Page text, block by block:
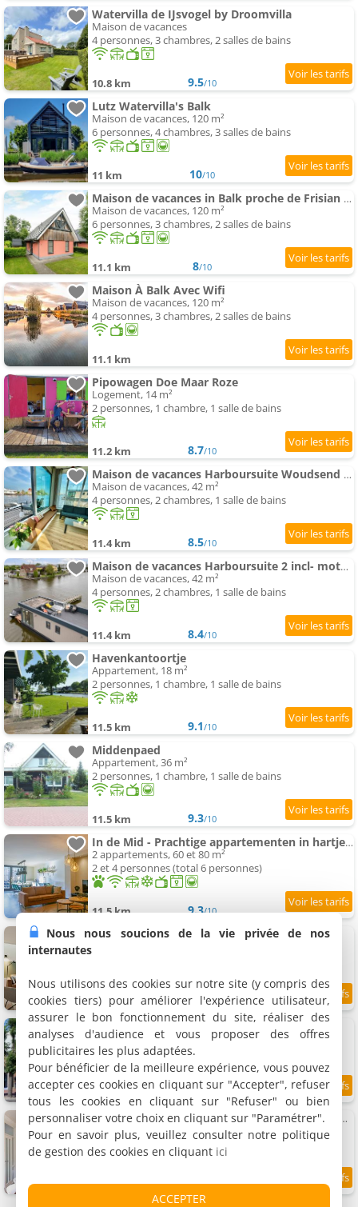
Watervilla de IJsvogel by Droomvilla
Maison de vacances
4 personnes, 3 chambres, 2 salles de bains
10.8 km 9.5/10
Lutz Watervilla's Balk
Maison de vacances, 120 m²
6 personnes, 4 chambres, 3 salles de bains
11 km 10/10
Maison de vacances in Balk proche de Frisian Lakes
Maison de vacances, 120 m²
6 personnes, 3 chambres, 2 salles de bains
11.1 km 8/10
Maison À Balk Avec Wifi
Maison de vacances, 120 m²
4 personnes, 3 chambres, 2 salles de bains
11.1 km
Pipowagen Doe Maar Roze
Logement, 14 m²
2 personnes, 1 chambre, 1 salle de bains
11.2 km 8.7/10
Maison de vacances Harboursuite Woudsend incl- motorboot by Interhome
Maison de vacances, 42 m²
4 personnes, 2 chambres, 1 salle de bains
11.4 km 8.5/10
Maison de vacances Harboursuite 2 incl- motorboot by Interhome
Maison de vacances, 42 m²
4 personnes, 2 chambres, 1 salle de bains
11.4 km 8.4/10
Havenkantoortje
Appartement, 18 m²
2 personnes, 1 chambre, 1 salle de bains
11.5 km 9.1/10
Middenpaed
Appartement, 36 m²
2 personnes, 1 chambre, 1 salle de bains
11.5 km 9.3/10
In de Mid - Prachtige appartementen in hartje Joure
2 appartements, 60 et 80 m²
2 et 4 personnes (total 6 personnes)
11.5 km 9.3/10
Knusse woning !
11.6 km 8.7/10
It Buterhus
2 appartements, 30 et 35 m²
2 personnes (total 4 personnes)
11.8 km 9.2
Karakteristieke visserswoning dichtbij het centrum
Maison de vacances, 15 m²
6 personnes, 3 chambres, 1 salle de bains
11.9 km 9.3/10
Nous nous soucions de la vie privée de nos
internautes
Nous utilisons des cookies sur notre site (y compris des
cookies tiers) pour améliorer l'expérience utilisateur,
assurer le bon fonctionnement du site, réaliser des
analyses d'audience et vous proposer des offres
publicitaires les plus adaptées.
Pour bénéficier de la meilleure expérience, vous pouvez
accepter ces cookies en cliquant sur "Accepter", refuser
tous les cookies en cliquant sur "Refuser" ou bien
personnaliser votre choix en cliquant sur "Paramétrer".
Pour en savoir plus, veuillez consulter notre politique
de gestion des cookies en cliquant ici
ACCEPTER